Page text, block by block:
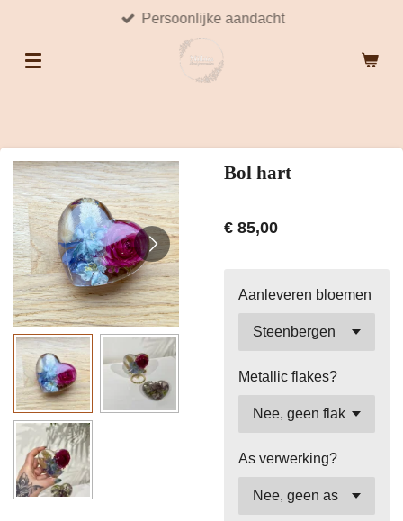
naar
Persoonlijke aandacht
Bol hart
€ 85,00
Aanleveren bloemen
Metallic flakes?
As verwerking?